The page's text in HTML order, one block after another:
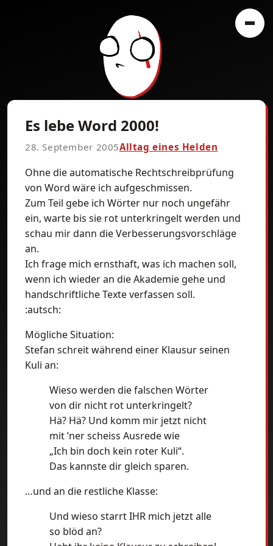
Es lebe Word 2000!
28. September 2005Alltag eines Helden
Ohne die automatische Rechtschreibprüfung
von Word wäre ich aufgeschmissen.
Zum Teil gebe ich Wörter nur noch ungefähr
ein, warte bis sie rot unterkringelt werden und
schau mir dann die Verbesserungsvorschläge
an.
Ich frage mich ernsthaft, was ich machen soll,
wenn ich wieder an die Akademie gehe und
handschriftliche Texte verfassen soll.
:autsch:
Mögliche Situation:
Stefan schreit während einer Klausur seinen
Kuli an:
Wieso werden die falschen Wörter
von dir nicht rot unterkringelt?
Hä? Hä? Und komm mir jetzt nicht
mit ’ner scheiss Ausrede wie
„Ich bin doch kein roter Kuli“.
Das kannste dir gleich sparen.
…und an die restliche Klasse:
Und wieso starrt IHR mich jetzt alle
so blöd an?